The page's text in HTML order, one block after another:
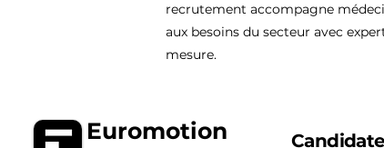
recrutement accompagne
aux besoins du secteur avec
mesure.
Euromotion